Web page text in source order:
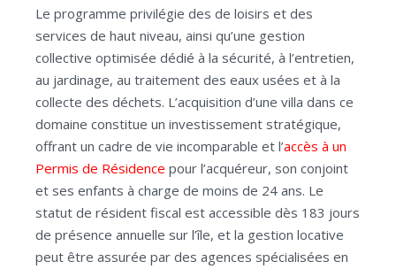
Le programme privilégie des de loisirs et des
services de haut niveau, ainsi qu’une gestion
collective optimisée dédié à la sécurité, à l’entretien,
au jardinage, au traitement des eaux usées et à la
collecte des déchets. L’acquisition d’une villa dans ce
domaine constitue un investissement stratégique,
offrant un cadre de vie incomparable et l’accès à un
Permis de Résidence pour l’acquéreur, son conjoint
et ses enfants à charge de moins de 24 ans. Le
statut de résident fiscal est accessible dès 183 jours
de présence annuelle sur l’île, et la gestion locative
peut être assurée par des agences spécialisées en